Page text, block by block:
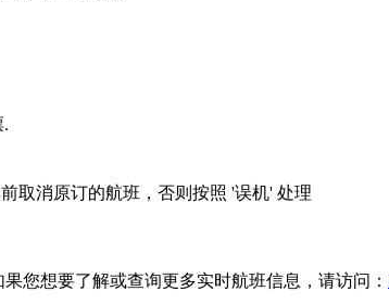
.
取消原订的航班，否则按照 '误机' 处理
果您想要了解或查询更多实时航班信息，请访问：